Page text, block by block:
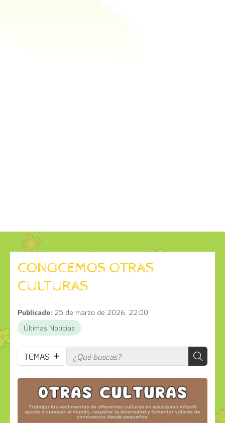
CONOCEMOS OTRAS
CULTURAS
Publicado: 25 de marzo de 2026, 22:00
Últimas Noticias
TEMAS